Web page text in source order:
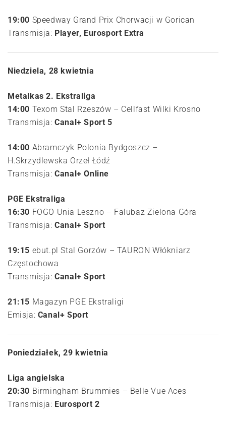
19:00 Speedway Grand Prix Chorwacji w Gorican
Transmisja: Player, Eurosport Extra
Niedziela, 28 kwietnia
Metalkas 2. Ekstraliga
14:00 Texom Stal Rzeszów – Cellfast Wilki Krosno
Transmisja:Canal+ Sport 5
14:00 Abramczyk Polonia Bydgoszcz –
H.Skrzydlewska Orzeł Łódź
Transmisja:Canal+ Online
PGE Ekstraliga
16:30 FOGO Unia Leszno – Falubaz Zielona Góra
Transmisja:Canal+ Sport
19:15 ebut.pl Stal Gorzów – TAURON Włókniarz
Częstochowa
Transmisja:Canal+ Sport
21:15 Magazyn PGE Ekstraligi
Emisja: Canal+ Sport
Poniedziałek, 29 kwietnia
Liga angielska
20:30 Birmingham Brummies – Belle Vue Aces
Transmisja: Eurosport 2